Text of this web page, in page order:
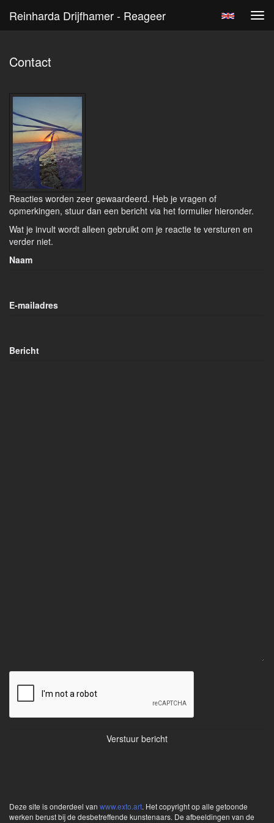
Reinharda Drijfhamer - Reageer
Contact
Reacties worden zeer gewaardeerd. Heb je vragen of
opmerkingen, stuur dan een bericht via het formulier hieronder.
Wat je invult wordt alleen gebruikt om je reactie te versturen en
verder niet.
Naam
E-mailadres
Bericht
Deze site is onderdeel van www.exto.art. Het copyright op alle getoonde
werken berust bij de desbetreffende kunstenaars. De afbeeldingen van de